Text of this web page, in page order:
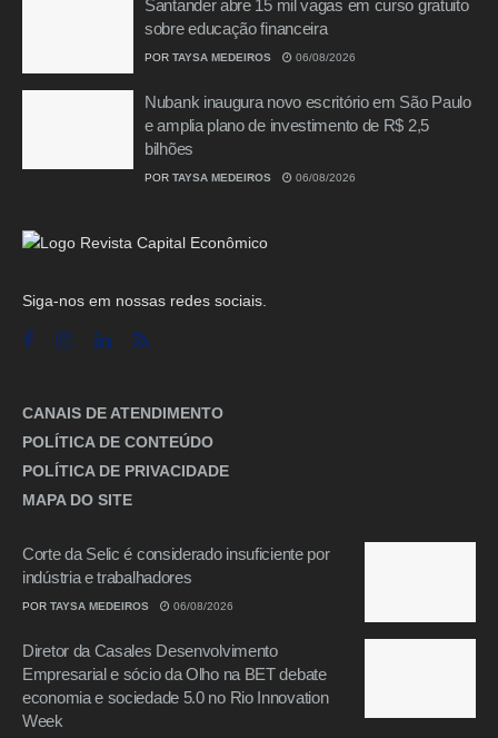
Santander abre 15 mil vagas em curso gratuito
sobre educação financeira
POR TAYSA MEDEIROS 06/08/2026
Nubank inaugura novo escritório em São Paulo
e amplia plano de investimento de R$ 2,5
bilhões
POR TAYSA MEDEIROS 06/08/2026
Siga-nos em nossas redes sociais.
CANAIS DE ATENDIMENTO
POLÍTICA DE CONTEÚDO
POLÍTICA DE PRIVACIDADE
MAPA DO SITE
Corte da Selic é considerado insuficiente por
indústria e trabalhadores
POR TAYSA MEDEIROS 06/08/2026
Diretor da Casales Desenvolvimento
Empresarial e sócio da Olho na BET debate
economia e sociedade 5.0 no Rio Innovation
Week